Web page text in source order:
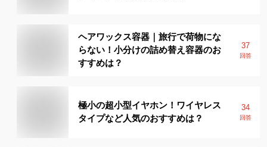
ヘアワックス容器｜旅行で荷物にな
らない！小分けの詰め替え容器のお
すすめは？
37
回答
極小の超小型イヤホン！ワイヤレス
タイプなど人気のおすすめは？
34
回答